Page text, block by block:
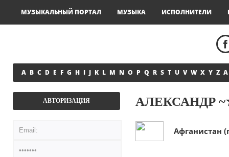
МУЗЫКАЛЬНЫЙ ПОРТАЛ МУЗЫКА ИСПОЛНИТЕЛИ
A B C D E F G H I J K L M N O P Q R S T U V W X Y Z А
АВТОРИЗАЦИЯ АЛЕКСАНДР
Афганистан